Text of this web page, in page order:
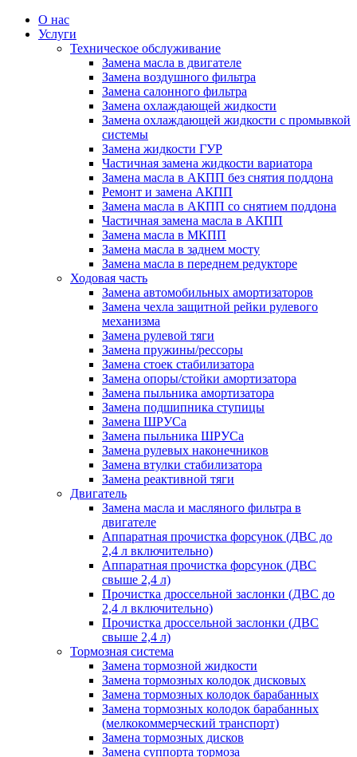
О нас
Услуги
Техническое обслуживание
Замена масла в двигателе
Замена воздушного фильтра
Замена салонного фильтра
Замена охлаждающей жидкости
Замена охлаждающей жидкости с промывкой
системы
Замена жидкости ГУР
Частичная замена жидкости вариатора
Замена масла в АКПП без снятия поддона
Ремонт и замена АКПП
Замена масла в АКПП со снятием поддона
Частичная замена масла в АКПП
Замена масла в МКПП
Замена масла в заднем мосту
Замена масла в переднем редукторе
Ходовая часть
Замена автомобильных амортизаторов
Замена чехла защитной рейки рулевого
механизма
Замена рулевой тяги
Замена пружины/рессоры
Замена стоек стабилизатора
Замена опоры/стойки амортизатора
Замена пыльника амортизатора
Замена подшипника ступицы
Замена ШРУСа
Замена пыльника ШРУСа
Замена рулевых наконечников
Замена втулки стабилизатора
Замена реактивной тяги
Двигатель
Замена масла и масляного фильтра в
двигателе
Аппаратная прочистка форсунок (ДВС до
2,4 л включительно)
Аппаратная прочистка форсунок (ДВС
свыше 2,4 л)
Прочистка дроссельной заслонки (ДВС до
2,4 л включительно)
Прочистка дроссельной заслонки (ДВС
свыше 2,4 л)
Тормозная система
Замена тормозной жидкости
Замена тормозных колодок дисковых
Замена тормозных колодок барабанных
Замена тормозных колодок барабанных
(мелкокоммерческий транспорт)
Замена тормозных дисков
Замена суппорта тормоза